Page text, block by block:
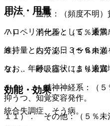
６）． 血液：（頻度不明）
７）． 消化器：（５％未満
８）． 内分泌：（５％未満
９）． 呼吸器：（５％未満
１０）． 精神神経系：（５
抑うつ、知覚変容発作。
１１）． その他：（５％未
用法・用量
ハロペリドールとして、通常
維持量として１日３〜６ｍｇ
なお、年齢、症状により適宜
効能・効果
統合失調症、そう病。